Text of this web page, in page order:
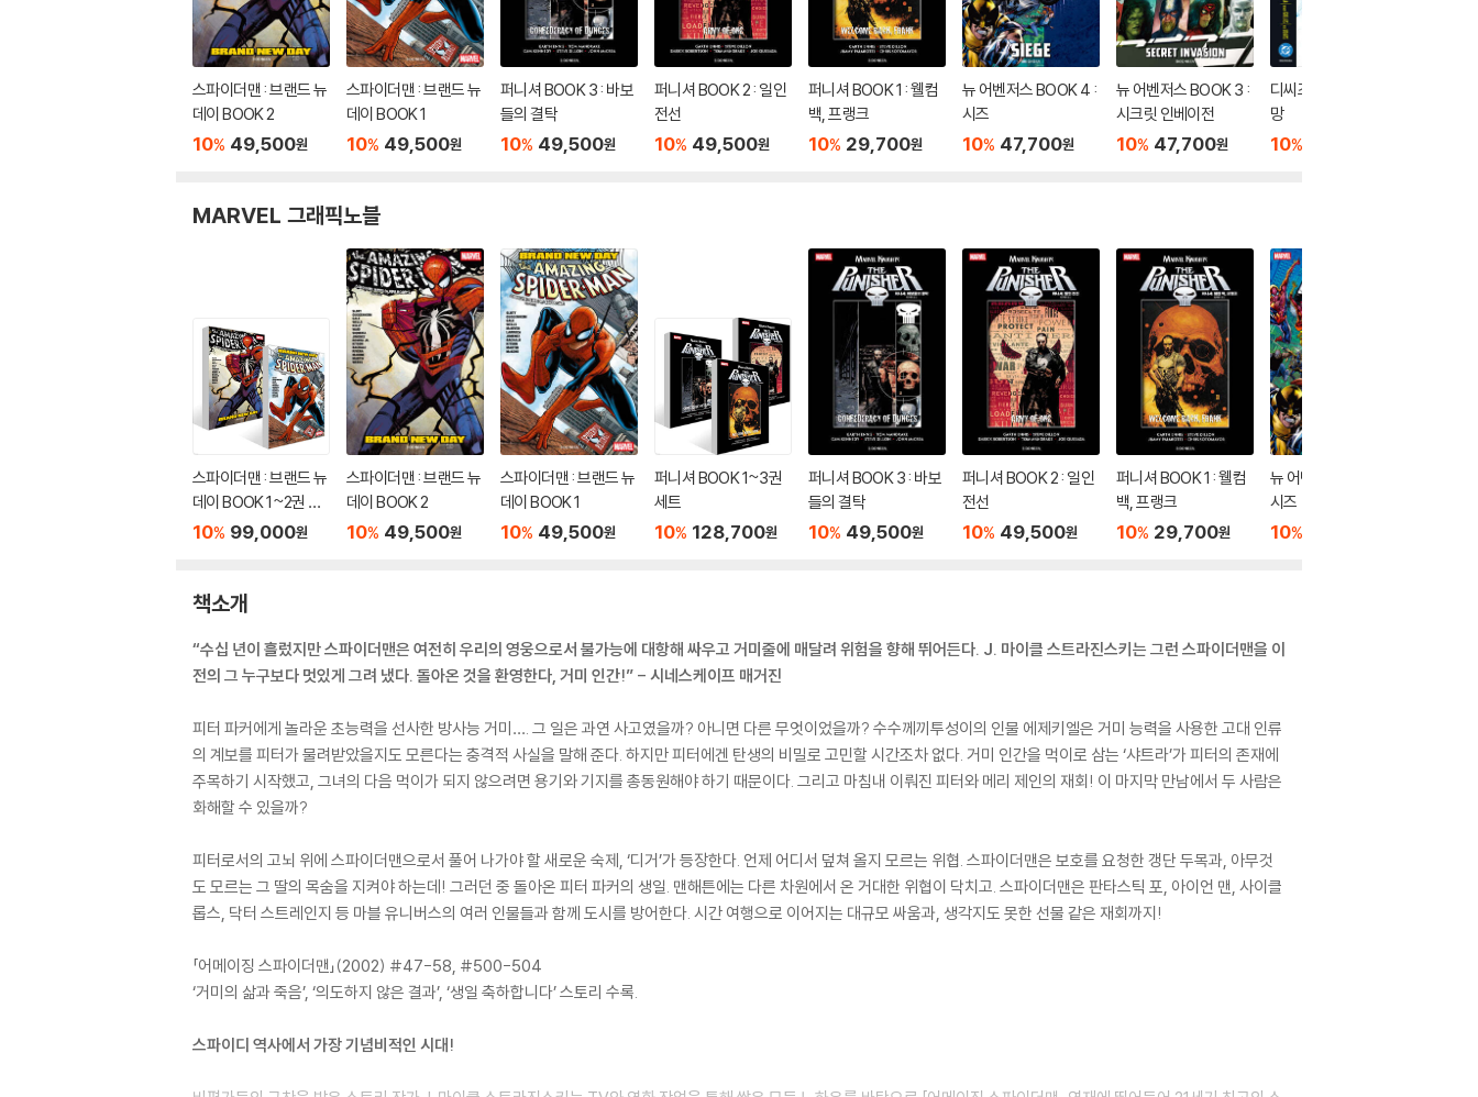
스파이더맨 : 브랜드 뉴
데이 BOOK 2
10% 49,500원
스파이더맨 : 브랜드 뉴
데이 BOOK 1
10% 49,500원
퍼니셔 BOOK 3 : 바보
들의 결탁
10% 49,500원
퍼니셔 BOOK 2 : 일인
전선
10% 49,500원
퍼니셔 BOOK 1 : 웰컴
백, 프랭크
10% 29,700원
뉴 어벤저스 BOOK 4 :
시즈
10% 47,700원
뉴 어벤저스 BOOK 3 :
시크릿 인베이전
10% 47,700원
디씨즈드 : 세상 끝의 희
망
10%
MARVEL 그래픽노블
스파이더맨 : 브랜드 뉴
데이 BOOK 1~2권 세
트
10% 99,000원
스파이더맨 : 브랜드 뉴
데이 BOOK 2
10% 49,500원
스파이더맨 : 브랜드 뉴
데이 BOOK 1
10% 49,500원
퍼니셔 BOOK 1~3권
세트
10% 128,700원
퍼니셔 BOOK 3 : 바보
들의 결탁
10% 49,500원
퍼니셔 BOOK 2 : 일인
전선
10% 49,500원
퍼니셔 BOOK 1 : 웰컴
백, 프랭크
10% 29,700원
뉴 어벤저스 BOOK 4 :
시즈
10%
책소개
“수십 년이 흘렀지만 스파이더맨은 여전히 우리의 영웅으로서 불가능에 대항해 싸우고 거미줄에 매달려 위험을 향해 뛰어든다. J. 마이클 스트라진스키는 그런 스파이더맨을 이
전의 그 누구보다 멋있게 그려 냈다. 돌아온 것을 환영한다, 거미 인간!” - 시네스케이프 매거진
피터 파커에게 놀라운 초능력을 선사한 방사능 거미…. 그 일은 과연 사고였을까? 아니면 다른 무엇이었을까? 수수께끼투성이의 인물 에제키엘은 거미 능력을 사용한 고대 인류
의 계보를 피터가 물려받았을지도 모른다는 충격적 사실을 말해 준다. 하지만 피터에겐 탄생의 비밀로 고민할 시간조차 없다. 거미 인간을 먹이로 삼는 ‘샤트라’가 피터의 존재에
주목하기 시작했고, 그녀의 다음 먹이가 되지 않으려면 용기와 기지를 총동원해야 하기 때문이다. 그리고 마침내 이뤄진 피터와 메리 제인의 재회! 이 마지막 만남에서 두 사람은
화해할 수 있을까?
피터로서의 고뇌 위에 스파이더맨으로서 풀어 나가야 할 새로운 숙제, ‘디거’가 등장한다. 언제 어디서 덮쳐 올지 모르는 위협. 스파이더맨은 보호를 요청한 갱단 두목과, 아무것
도 모르는 그 딸의 목숨을 지켜야 하는데! 그러던 중 돌아온 피터 파커의 생일. 맨해튼에는 다른 차원에서 온 거대한 위협이 닥치고. 스파이더맨은 판타스틱 포, 아이언 맨, 사이클
롭스, 닥터 스트레인지 등 마블 유니버스의 여러 인물들과 함께 도시를 방어한다. 시간 여행으로 이어지는 대규모 싸움과, 생각지도 못한 선물 같은 재회까지!
「어메이징 스파이더맨」(2002) #47-58, #500-504
‘거미의 삶과 죽음’, ‘의도하지 않은 결과’, ‘생일 축하합니다’ 스토리 수록.
스파이디 역사에서 가장 기념비적인 시대!